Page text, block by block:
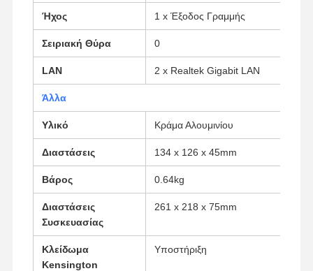
Μίνι υπολογιστής NAS
Celeron Μίνι PC
Core Mini PC
Μίνι PC Γραφείου
Βιομηχανική μητρική πλακέτα
Μητρική πλακέτα firewall
Ήχος 1 x Έξοδος Γραμμής
Σειριακή Θύρα 0
LAN 2 x Realtek Gigabit LAN
Άλλα
Υλικό Κράμα Αλουμινίου
Διαστάσεις 134 x 126 x 45mm
Βάρος 0.64kg
Διαστάσεις
Συσκευασίας
261 x 218 x 75mm
Κλείδωμα
Kensington
Υποστήριξη